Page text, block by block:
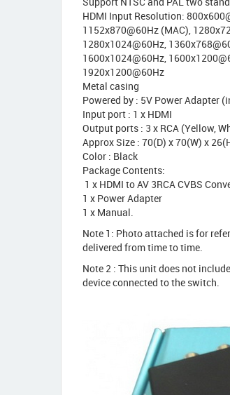
HDMI Input Resolution:
1152x870@60Hz (MAC),
1280x1024@60Hz,
1600x1024@60Hz,
1920x1200@60Hz
Metal casing
Powered by : 5V Power Adapter
Input port : 1 x HDMI
Output ports : 3 x RCA (Yellow,
Approx Size : 70(D) x 70(W) x
Color : Black
Package Contents:
1 x HDMI to AV 3RCA CVBS
1 x Power Adapter
1 x Manual.
Note 1: Photo attached is for
delivered from time to time.
Note 2 : This unit does not
device connected to the switch.